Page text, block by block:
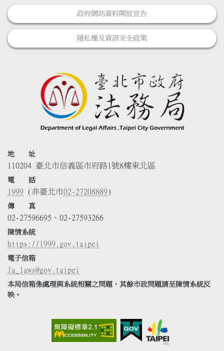
政府網站資料開放宣告
隱私權及資訊安全政策
地 址
110204 臺北市信義區市府路1號8樓東北區
電 話
1999 (非臺北市02-27208889)
傳 真
02-27596695、02-27593266
陳情系統
https://1999.gov.taipei
電子信箱
la_laws@gov.taipei
本局信箱係處理與系統相關之問題，其餘市政問題請至陳情系統反
映。